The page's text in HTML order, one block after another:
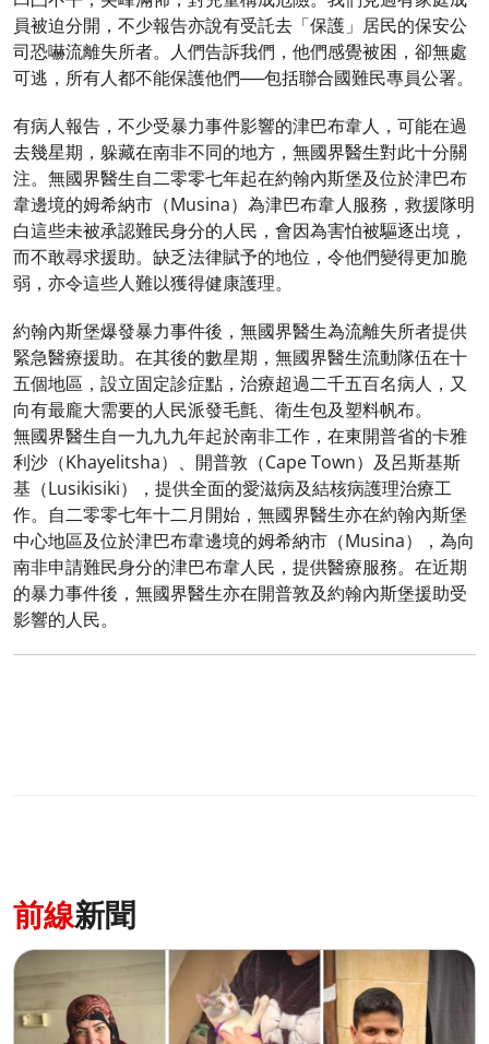
員被迫分開，不少報告亦說有受託去「保護」居民的保安公
司恐嚇流離失所者。人們告訴我們，他們感覺被困，卻無處
可逃，所有人都不能保護他們──包括聯合國難民專員公署。
有病人報告，不少受暴力事件影響的津巴布韋人，可能在過
去幾星期，躲藏在南非不同的地方，無國界醫生對此十分關
注。無國界醫生自二零零七年起在約翰內斯堡及位於津巴布
韋邊境的姆希納市（Musina）為津巴布韋人服務，救援隊明
白這些未被承認難民身分的人民，會因為害怕被驅逐出境，
而不敢尋求援助。缺乏法律賦予的地位，令他們變得更加脆
弱，亦令這些人難以獲得健康護理。
約翰內斯堡爆發暴力事件後，無國界醫生為流離失所者提供
緊急醫療援助。在其後的數星期，無國界醫生流動隊伍在十
五個地區，設立固定診症點，治療超過二千五百名病人，又
向有最龐大需要的人民派發毛氈、衛生包及塑料帆布。
無國界醫生自一九九九年起於南非工作，在東開普省的卡雅
利沙（Khayelitsha）、開普敦（Cape Town）及呂斯基斯
基（Lusikisiki），提供全面的愛滋病及結核病護理治療工
作。自二零零七年十二月開始，無國界醫生亦在約翰內斯堡
中心地區及位於津巴布韋邊境的姆希納市（Musina），為向
南非申請難民身分的津巴布韋人民，提供醫療服務。在近期
的暴力事件後，無國界醫生亦在開普敦及約翰內斯堡援助受
影響的人民。
前線新聞